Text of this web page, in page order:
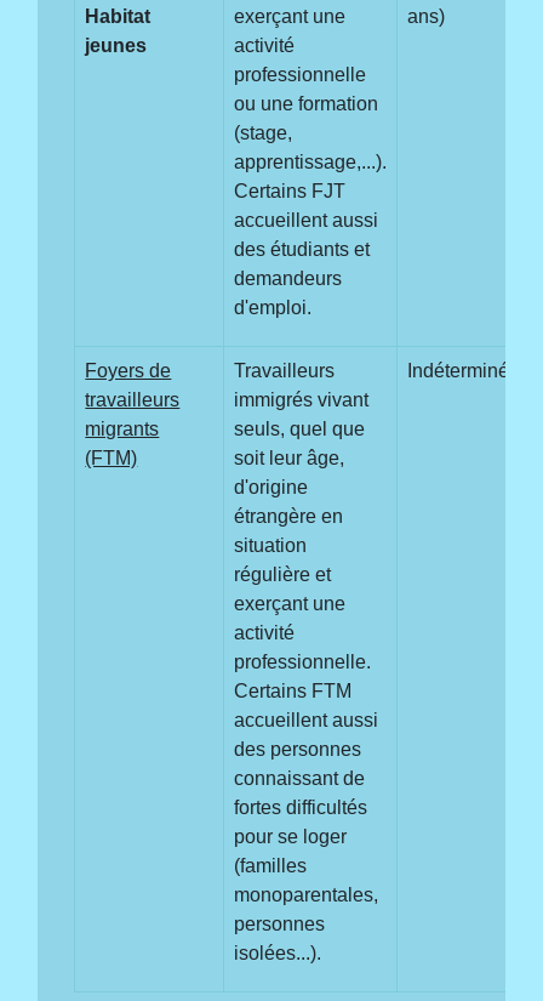
Habitat
jeunes
exerçant une
activité
professionnelle
ou une formation
(stage,
apprentissage,...).
Certains FJT
accueillent aussi
des étudiants et
demandeurs
d'emploi.
ans)
Foyers de
travailleurs
migrants
(FTM)
Travailleurs
immigrés vivant
seuls, quel que
soit leur âge,
d'origine
étrangère en
situation
régulière et
exerçant une
activité
professionnelle.
Certains FTM
accueillent aussi
des personnes
connaissant de
fortes difficultés
pour se loger
(familles
monoparentales,
personnes
isolées...).
Indéterminée